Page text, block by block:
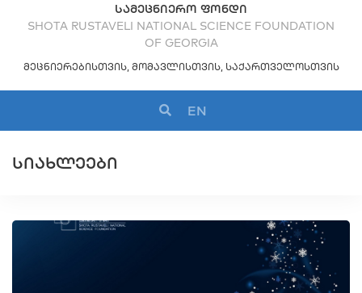
ᲡᲐᲛᲔᲪᲜᲘᲔᲠᲝ ᲤᲝᲜᲓᲘ
SHOTA RUSTAVELI NATIONAL SCIENCE FOUNDATION
OF GEORGIA
ᲛᲔᲪᲜᲘᲔᲠᲔᲑᲘᲡᲗᲕᲘᲡ, ᲛᲝᲛᲐᲕᲚᲘᲡᲗᲕᲘᲡ, ᲡᲐᲥᲐᲠᲗᲕᲔᲚᲝᲡᲗᲕᲘᲡ
EN
ᲡᲘᲐᲮᲚᲔᲔᲑᲘ